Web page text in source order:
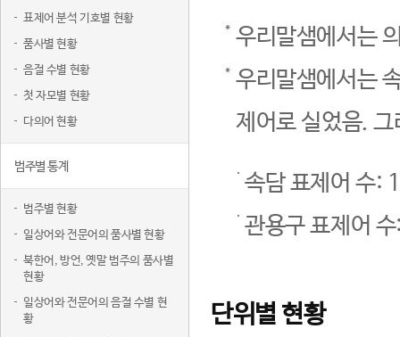
표제어 분석 기호별 현황
품사별 현황
음절 수별 현황
첫 자모별 현황
다의어 현황
범주별 통계
범주별 현황
일상어와 전문어의 품사별 현황
북한어, 방언, 옛말 범주의 품사별
현황
일상어와 전문어의 음절 수별 현
황
우리말샘에서는
우리말샘에서는
제어로 실었음.
속담 표제어 수:
관용구 표제어
단위별 현황